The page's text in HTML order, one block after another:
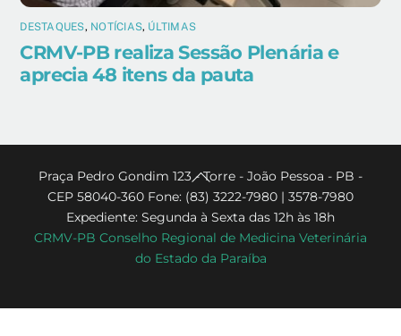
DESTAQUES, NOTÍCIAS, ÚLTIMAS
CRMV-PB realiza Sessão Plenária e
aprecia 48 itens da pauta
Back
To
Top
Praça Pedro Gondim 123 - Torre - João Pessoa - PB -
CEP 58040-360 Fone: (83) 3222-7980 | 3578-7980
Expediente: Segunda à Sexta das 12h às 18h
CRMV-PB Conselho Regional de Medicina Veterinária
do Estado da Paraíba